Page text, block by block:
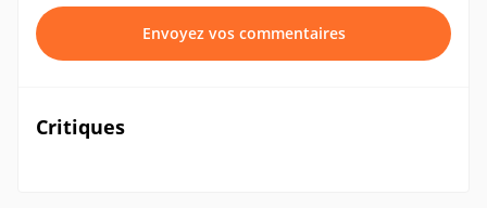
Envoyez vos commentaires
Critiques